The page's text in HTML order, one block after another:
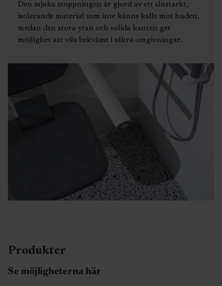
Den mjuka stoppningen är gjord av ett slitstarkt,
isolerande material som inte känns kallt mot huden,
medan den stora ytan och solida kanten ger
möjlighet att vila bekvämt i säkra omgivningar.
Produkter
Se möjligheterna här